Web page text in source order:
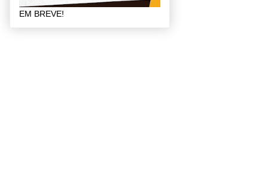
EM BREVE!